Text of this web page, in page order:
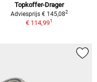
Topkoffer-Drager
Adviesprijs € 145,082
€ 114,991